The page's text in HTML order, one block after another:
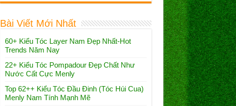
Bài Viết Mới Nhất
60+ Kiểu Tóc Layer Nam Đẹp Nhất-Hot
Trends Năm Nay
22+ Kiểu Tóc Pompadour Đẹp Chất Như
Nước Cất Cực Menly
Top 62++ Kiểu Tóc Đầu Đinh (Tóc Húi Cua)
Menly Nam Tính Mạnh Mẽ